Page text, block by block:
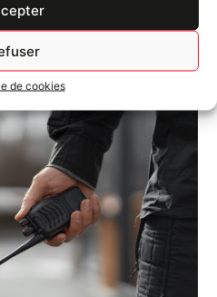
de cookies
grâce à notre plateforme